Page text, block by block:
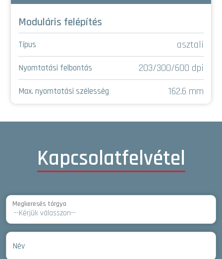
Moduláris felépítés
Típus asztali
Nyomtatási felbontás 203/300/600 dpi
Max. nyomtatási szélesség 162.6 mm
Kapcsolatfelvétel
Megkeresés tárgya
Név